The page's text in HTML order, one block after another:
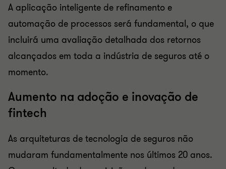
A aplicação inteligente de refinamento e
automação de processos será fundamental, o que
incluirá uma avaliação detalhada dos retornos
alcançados em toda a indústria de seguros até o
momento.
Aumento na adoção e inovação de
fintech
As arquiteturas de tecnologia de seguros não
mudaram fundamentalmente nos últimos 20 anos.